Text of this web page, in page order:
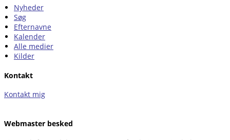
Nyheder
Søg
Efternavne
Kalender
Alle medier
Kilder
Kontakt
Kontakt mig
Webmaster besked